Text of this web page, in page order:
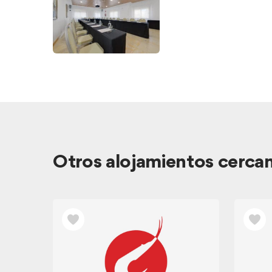
Otros alojamientos